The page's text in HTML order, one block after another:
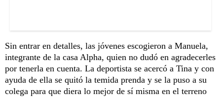
Sin entrar en detalles, las jóvenes escogieron a Manuela,
integrante de la casa Alpha, quien no dudó en agradecerles
por tenerla en cuenta. La deportista se acercó a Tina y con
ayuda de ella se quitó la temida prenda y se la puso a su
colega para que diera lo mejor de sí misma en el terreno